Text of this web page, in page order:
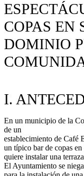
COPAS EN
DOMINIO
I.
En un municipio de la
de un
establecimiento de Café
un típico bar de copas
quiere instalar una
El Ayuntamiento se